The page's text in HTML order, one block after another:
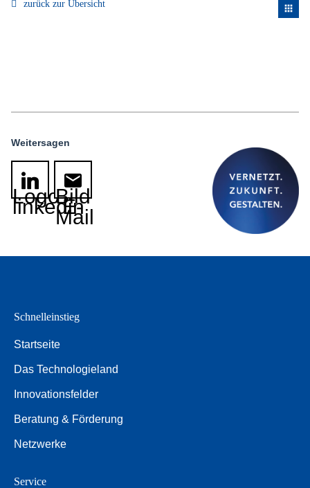
zurück zur Übersicht apps
Weitersagen
Logo
linkedin
Bild
E-
Mail
Schnelleinstieg
Startseite
Das Technologieland
Innovationsfelder
Beratung & Förderung
Netzwerke
Service